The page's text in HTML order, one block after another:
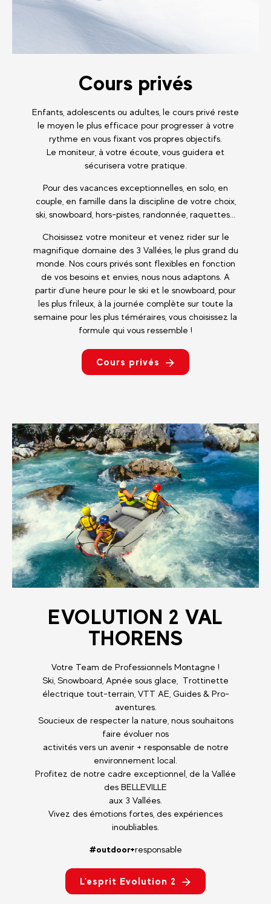
Cours privés
Enfants, adolescents ou adultes, le cours privé reste
le moyen le plus efficace pour progresser à votre
rythme en vous fixant vos propres objectifs.
Le moniteur, à votre écoute, vous guidera et
sécurisera votre pratique.
Pour des vacances exceptionnelles, en solo, en
couple, en famille dans la discipline de votre choix,
ski, snowboard, hors-pistes, randonnée, raquettes...
Choisissez votre moniteur et venez rider sur le
magnifique domaine des 3 Vallées, le plus grand du
monde. Nos cours privés sont flexibles en fonction
de vos besoins et envies, nous nous adaptons. A
partir d'une heure pour le ski et le snowboard, pour
les plus frileux, à la journée complète sur toute la
semaine pour les plus téméraires, vous choisissez la
formule qui vous ressemble !
Cours privés
EVOLUTION 2 VAL
THORENS
Votre Team de Professionnels Montagne !
Ski, Snowboard, Apnée sous glace, Trottinette
électrique tout-terrain, VTT AE, Guides & Pro-
aventures.
Soucieux de respecter la nature, nous souhaitons
faire évoluer nos
activités vers un avenir + responsable de notre
environnement local.
Profitez de notre cadre exceptionnel, de la Vallée
des BELLEVILLE
aux 3 Vallées.
Vivez des émotions fortes, des expériences
inoubliables.
#outdoor+responsable
L'esprit Evolution 2